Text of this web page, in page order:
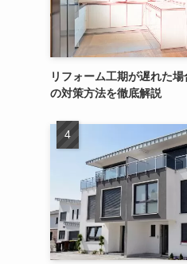
リフォーム工期が遅れた
の対策方法を徹底解説